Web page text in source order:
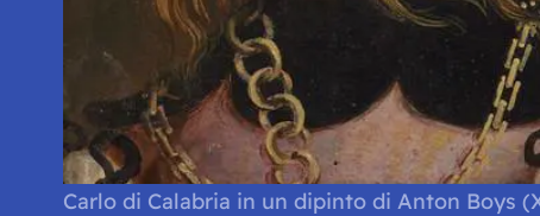
Carlo di Calabria in un dipinto di Anton Boys